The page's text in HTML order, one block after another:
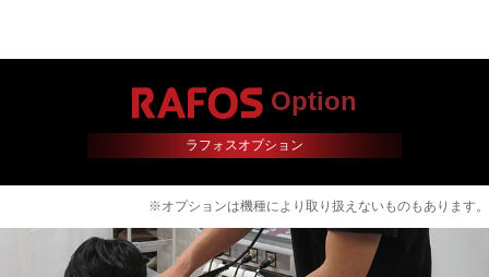
Option
ラフォスオプション
※オプションは機種により取り扱えないものもあります。